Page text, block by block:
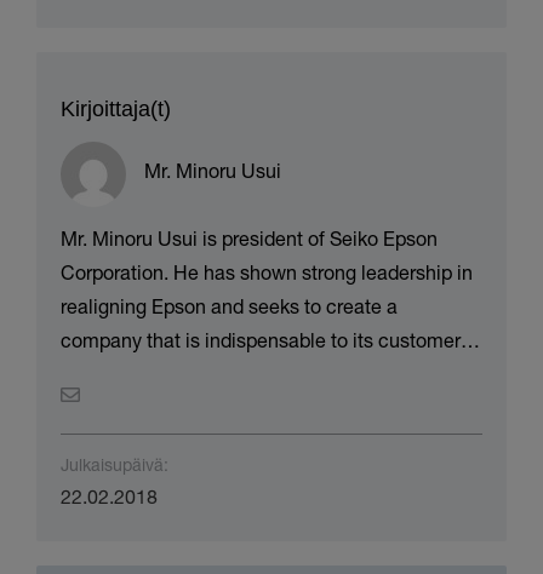
Mr. Minoru Usui is president of Seiko Epson
Corporation. He has shown strong leadership in
realigning Epson and seeks to create a
company that is indispensable to its customers
and society. Mr. Usui joined Epson in 1979 and
calculators. In 1988, he moved to the company’s
inkjet printer development department and
worked on Epson’s Micro Piezo technology
which lead to the creation of Epson’s first Micro
22.02.2018